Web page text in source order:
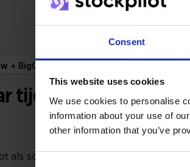
Consent
This website uses cookies
We use cookies to personalise
information about your use of
other information that you’ve
+ BigCommerce
tijd en versnel
als schakel tussen ProductFlow en